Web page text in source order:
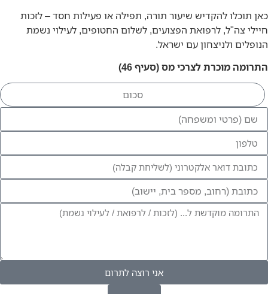
כאן תוכלו להקדיש שיעור תורה, תפילה או פעילות חסד – לזכות
חיילי צה"ל, לרפואת הפצועים, לשלום החטופים, לעילוי נשמת
הנופלים ולניצחון עם ישראל.
התרומה מוכרת לצרכי מס (סעיף 46)
אני רוצה לתרום